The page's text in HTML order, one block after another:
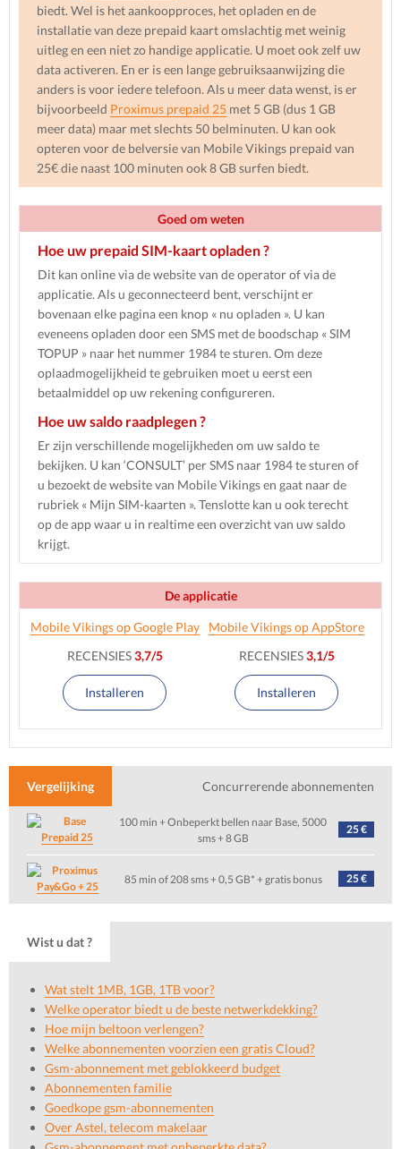
biedt. Wel is het aankoopproces, het opladen en de
installatie van deze prepaid kaart omslachtig met weinig
uitleg en een niet zo handige applicatie. U moet ook zelf uw
data activeren. En er is een lange gebruiksaanwijzing die
anders is voor iedere telefoon. Als u meer data wenst, is er
bijvoorbeeld Proximus prepaid 25 met 5 GB (dus 1 GB
meer data) maar met slechts 50 belminuten. U kan ook
opteren voor de belversie van Mobile Vikings prepaid van
25€ die naast 100 minuten ook 8 GB surfen biedt.
Goed om weten
Hoe uw prepaid SIM-kaart opladen ?
Dit kan online via de website van de operator of via de
applicatie. Als u geconnecteerd bent, verschijnt er
bovenaan elke pagina een knop « nu opladen ». U kan
eveneens opladen door een SMS met de boodschap « SIM
TOPUP » naar het nummer 1984 te sturen. Om deze
oplaadmogelijkheid te gebruiken moet u eerst een
betaalmiddel op uw rekening configureren.
Hoe uw saldo raadplegen ?
Er zijn verschillende mogelijkheden om uw saldo te
bekijken. U kan ‘CONSULT’ per SMS naar 1984 te sturen of
u bezoekt de website van Mobile Vikings en gaat naar de
rubriek « Mijn SIM-kaarten ». Tenslotte kan u ook terecht
op de app waar u in realtime een overzicht van uw saldo
krijgt.
De applicatie
Mobile Vikings op Google Play
RECENSIES3,7/5
Installeren
Mobile Vikings op AppStore
RECENSIES3,1/5
Installeren
Vergelijking Concurrerende abonnementen
Prepaid 25
100 min + Onbeperkt bellen naar Base, 5000
sms + 8 GB
25 €
Pay&Go + 25
85 min of 208 sms + 0,5 GB* + gratis bonus 25 €
Wist u dat ?
Wat stelt 1MB, 1GB, 1TB voor?
Welke operator biedt u de beste netwerkdekking?
Hoe mijn beltoon verlengen?
Welke abonnementen voorzien een gratis Cloud?
Gsm-abonnement met geblokkeerd budget
Abonnementen familie
Goedkope gsm-abonnementen
Over Astel, telecom makelaar